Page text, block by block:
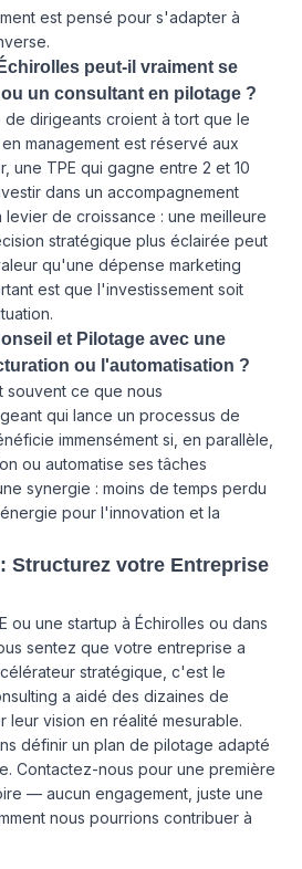
est pensé pour s'adapter à
peut-il vraiment se
un consultant en pilotage ?
de dirigeants croient à tort que le
management est réservé aux
une TPE qui gagne entre 2 et 10
dans un accompagnement
levier de croissance : une meilleure
stratégique plus éclairée peut
qu'une dépense marketing
est que l'investissement soit
et Pilotage avec une
ou l'automatisation ?
souvent ce que nous
qui lance un processus de
immensément si, en parallèle,
ou automatise ses tâches
synergie : moins de temps perdu
pour l'innovation et la
Structurez votre Entreprise
ou une startup à Échirolles ou dans
sentez que votre entreprise a
stratégique, c'est le
a aidé des dizaines de
leur vision en réalité mesurable.
définir un plan de pilotage adapté
Contactez-nous pour une première
— aucun engagement, juste une
nous pourrions contribuer à